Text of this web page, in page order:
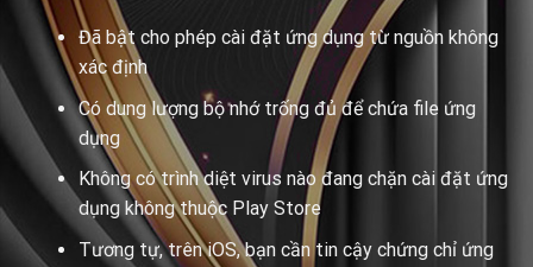
Đã bật cho phép cài đặt ứng dụng từ nguồn không
xác định
Có dung lượng bộ nhớ trống đủ để chứa file ứng
dụng
Không có trình diệt virus nào đang chặn cài đặt ứng
dụng không thuộc Play Store
Tương tự, trên iOS, bạn cần tin cậy chứng chỉ ứng